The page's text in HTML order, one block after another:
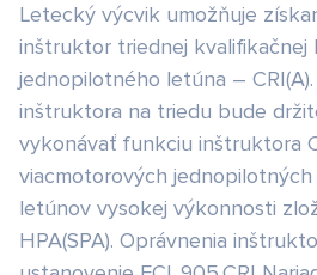
Letecký výcvik umožňuje
inštruktor triednej kvalifikačnej
jednopilotného letúna –
inštruktora na triedu bude
vykonávať funkciu inštruktora
viacmotorových
letúnov vysokej výkonnosti
HPA(SPA). Oprávnenia